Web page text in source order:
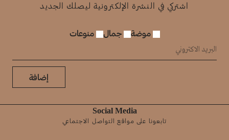
اشتركي في النشرة الإلكترونية ليصلك الجديد
موضة جمال منوعات
إضافة
Social Media
تابعونا على مواقع التواصل الاجتماعي